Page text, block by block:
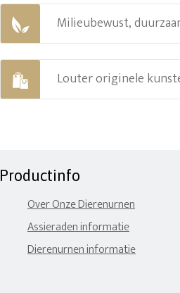
Milieubewust,
Louter originele
Productinfo
Over Onze Dierenurnen
Assieraden informatie
Dierenurnen informatie